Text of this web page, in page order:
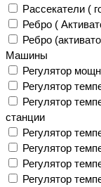
Рассекатели (
Ребро (
Ребро
Машины
Регулятор
Регулятор
Регулятор
станции
Регулятор
Регулятор
Регулятор
Регулятор